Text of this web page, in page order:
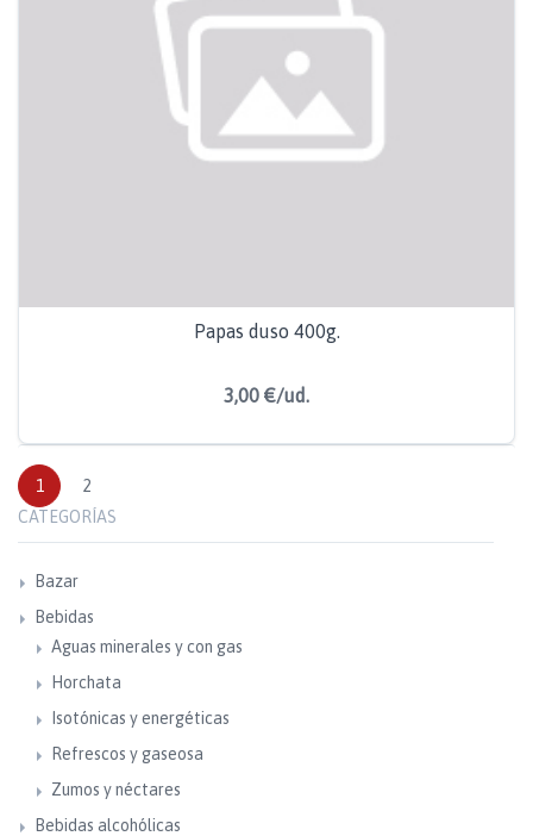
Papas duso 400g.
3,00 €/ud.
1
2
CATEGORÍAS
Bazar
Bebidas
Aguas minerales y con gas
Horchata
Isotónicas y energéticas
Refrescos y gaseosa
Zumos y néctares
Bebidas alcohólicas